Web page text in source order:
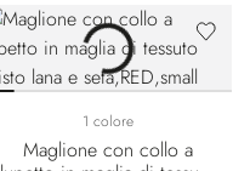
1 colore
Maglione con collo a